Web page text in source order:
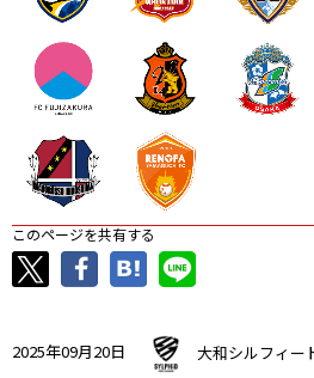
このページを共有する
2025年09月20日 大和シルフィー